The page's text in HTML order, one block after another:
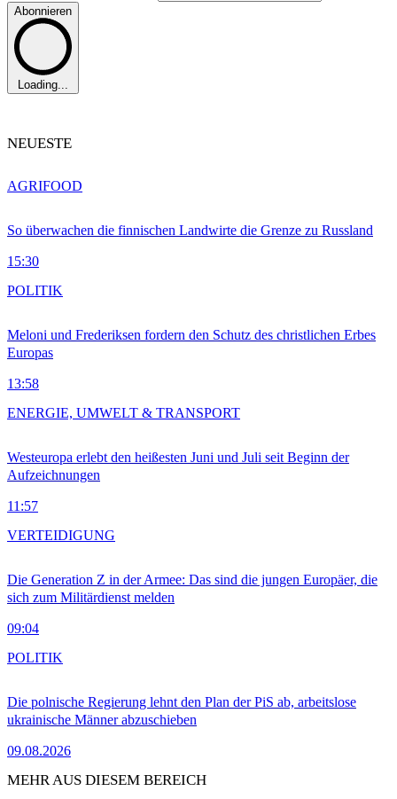
Abonnieren
Loading...
NEUESTE
So überwachen die finnischen Landwirte die Grenze zu Russland
15:30
AGRIFOOD
Meloni und Frederiksen fordern den Schutz des christlichen Erbes
Europas
13:58
POLITIK
Westeuropa erlebt den heißesten Juni und Juli seit Beginn der
Aufzeichnungen
11:57
ENERGIE, UMWELT & TRANSPORT
Die Generation Z in der Armee: Das sind die jungen Europäer, die
sich zum Militärdienst melden
09:04
VERTEIDIGUNG
Die polnische Regierung lehnt den Plan der PiS ab, arbeitslose
ukrainische Männer abzuschieben
09.08.2026
POLITIK
MEHR AUS DIESEM BEREICH